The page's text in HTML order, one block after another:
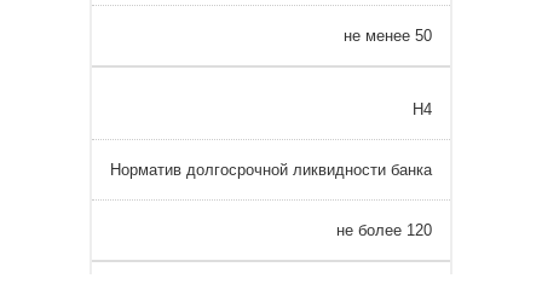
не менее 50
Н4
Норматив долгосрочной ликвидности банка
не более 120